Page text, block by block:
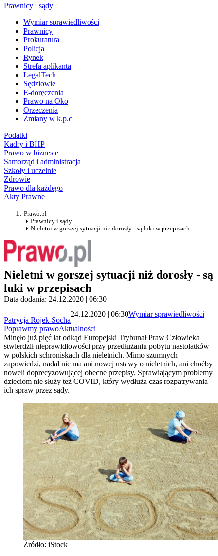
Prawnicy i sądy
Wymiar sprawiedliwości
Prawnicy
Prokuratura
Policja
Rynek
Strefa aplikanta
LegalTech
Sędziowie
E-doręczenia
Prawo na Oko
Orzeczenia
Zmiany w k.p.c.
Podatki
Kadry i BHP
Prawo w biznesie
Samorząd i administracja
Szkoły i uczelnie
Zdrowie
Prawo dla każdego
Akty Prawne
Prawo.pl
Prawnicy i sądy
Nieletni w gorszej sytuacji niż dorosły - są luki w przepisach
Nieletni w gorszej sytuacji niż dorosły - są
luki w przepisach
Data dodania: 24.12.2020 | 06:30
Patrycja Rojek-Socha
24.12.2020 | 06:30Wymiar sprawiedliwości
Poprawmy prawoAktualności
Minęło już pięć lat odkąd Europejski Trybunał Praw Człowieka
stwierdził nieprawidłowości przy przedłużaniu pobytu nastolatków
w polskich schroniskach dla nieletnich. Mimo szumnych
zapowiedzi, nadal nie ma ani nowej ustawy o nieletnich, ani choćby
noweli doprecyzowującej obecne przepisy. Sprawiającym problemy
dzieciom nie służy też COVID, który wydłuża czas rozpatrywania
ich spraw przez sądy.
Źródło: iStock